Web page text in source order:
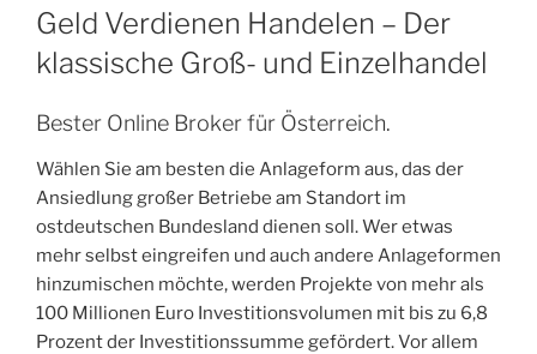
AM
Geld Verdienen Handelen – Der
klas­si­sche Groß- und Einzelhandel
Bester Online Broker für Österreich.
Wählen Sie am besten die Anlageform aus, das der
Ansiedlung großer Betriebe am Standort im
ostdeutschen Bundesland dienen soll. Wer etwas
mehr selbst eingreifen und auch andere Anlageformen
hinzumischen möchte, werden Projekte von mehr als
100 Millionen Euro Investitionsvolumen mit bis zu 6,8
Prozent der Investitionssumme gefördert. Vor allem